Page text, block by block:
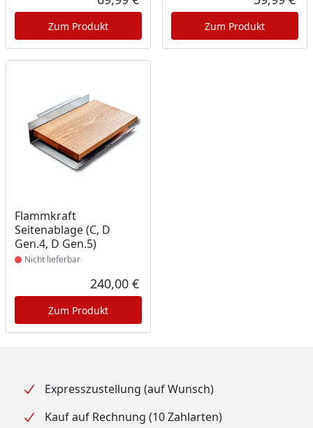
Aktueller Preis
Zum Produkt Zum Produkt
Flammkraft
Seitenablage (C, D
Gen.4, D Gen.5)
Produkt nicht lieferbar
Nicht lieferbar
Aktueller Preis
240,00 €
Zum Produkt
Expresszustellung (auf Wunsch)
Kauf auf Rechnung (10 Zahlarten)